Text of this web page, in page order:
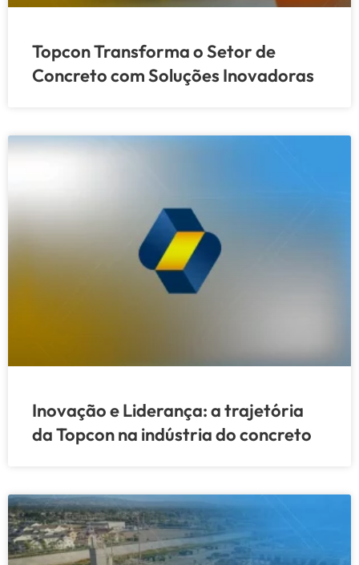
Topcon Transforma o Setor de
Concreto com Soluções Inovadoras
Inovação e Liderança: a trajetória
da Topcon na indústria do concreto